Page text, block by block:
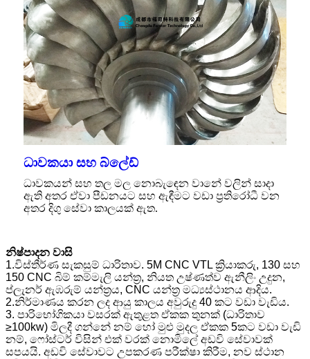
ධාවකයා සහ බ්ලේඩ්
ධාවකයන් සහ තල මල නොබැඳෙන වානේ වලින් සාදා
ඇති අතර ඒවා පීඩනයට සහ ඇඳීමට වඩා ප්‍රතිරෝධී වන
අතර දිගු සේවා කාලයක් ඇත.
නිෂ්පාදන වාසි
1.විස්තීර්ණ සැකසුම් ධාරිතාව. 5M CNC VTL ක්‍රියාකරු, 130 සහ
150 CNC බිම් කම්මැලි යන්ත්‍ර, නියත උෂ්ණත්ව ඇනීලිං උදුන,
ප්ලැනර් ඇඹරුම් යන්ත්‍රය, CNC යන්ත්‍ර මධ්‍යස්ථානය ආදිය.
2.නිර්මාණය කරන ලද ආයු කාලය අවුරුදු 40 කට වඩා වැඩිය.
3. පාරිභෝගිකයා වසරක් ඇතුළත ඒකක තුනක් (ධාරිතාව
≥100kw) මිලදී ගන්නේ නම් හෝ මුළු මුදල ඒකක 5කට වඩා වැඩි
නම්, ෆෝස්ටර් විසින් එක් වරක් නොමිලේ අඩවි සේවාවක්
සපයයි. අඩවි සේවාවට උපකරණ පරීක්ෂා කිරීම, නව ස්ථාන